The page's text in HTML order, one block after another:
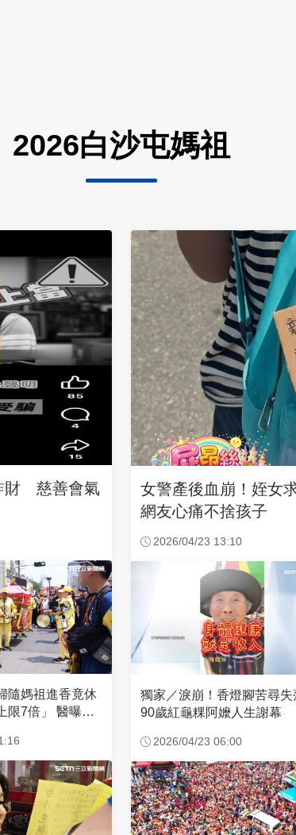
2026白沙屯媽祖
財 慈善會氣
隨媽祖進香竟休
」 醫曝原
女警產後血崩！姪女
網友心痛不捨孩子
2026/04/23 13:10
獨家／淚崩！香燈腳苦尋
90歲紅龜粿阿嬤人生謝幕
2026/04/23 06:00